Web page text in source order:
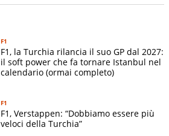
F1
F1, la Turchia rilancia il suo GP dal 2027:
il soft power che fa tornare Istanbul nel
calendario (ormai completo)
F1
F1, Verstappen: “Dobbiamo essere più
veloci della Turchia”